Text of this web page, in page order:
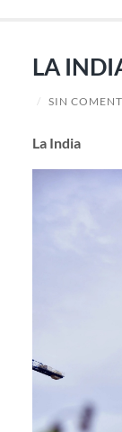
LA
/ SIN
La India